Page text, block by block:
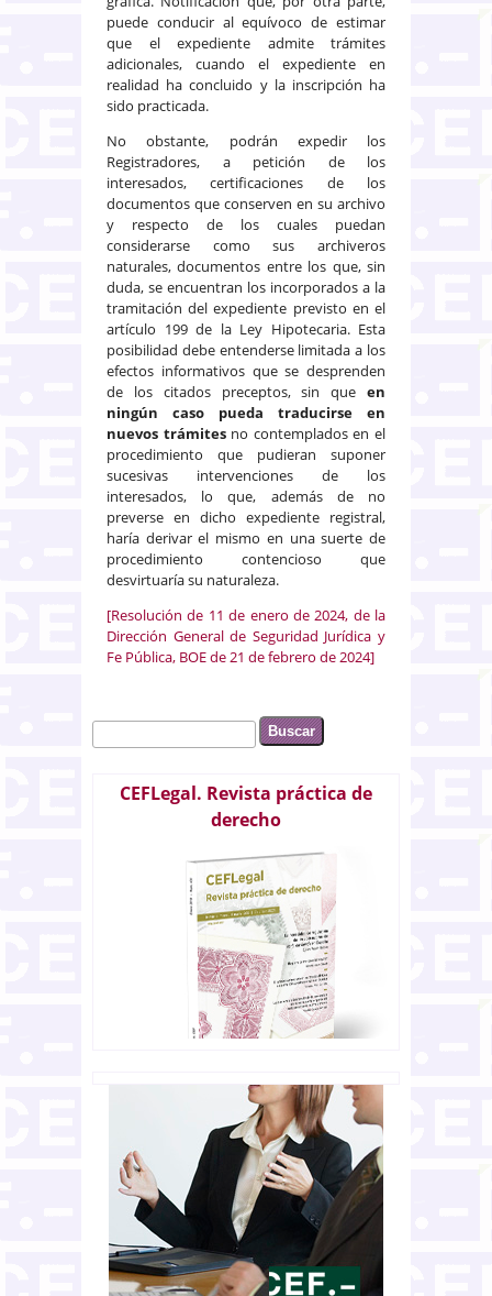
puede conducir al equívoco de estimar
que el expediente admite trámites
adicionales, cuando el expediente en
realidad ha concluido y la inscripción ha
sido practicada.
No obstante, podrán expedir los
Registradores, a petición de los
interesados, certificaciones de los
documentos que conserven en su archivo
y respecto de los cuales puedan
considerarse como sus archiveros
naturales, documentos entre los que, sin
duda, se encuentran los incorporados a la
tramitación del expediente previsto en el
artículo 199 de la Ley Hipotecaria. Esta
posibilidad debe entenderse limitada a los
efectos informativos que se desprenden
de los citados preceptos, sin que en
ningún caso pueda traducirse en
nuevos trámitesno contemplados en el
procedimiento que pudieran suponer
sucesivas intervenciones de los
interesados, lo que, además de no
preverse en dicho expediente registral,
haría derivar el mismo en una suerte de
procedimiento contencioso que
desvirtuaría su naturaleza.
[Resolución de 11 de enero de 2024, de la
Dirección General de Seguridad Jurídica y
Fe Pública, BOE de 21 de febrero de 2024]
Formulario de búsqueda
Buscar
CEFLegal. Revista práctica de
derecho